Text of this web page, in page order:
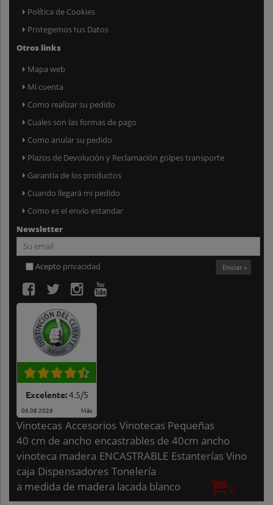
Política de Cookies
Protegemos tus Datos
Otros links
Mapa web
Mi cuenta
Como realizar su pedido
Cuales son las formas de pago
Como anular su pedido
Plazos de Devolución y Reclamación golpes transporte
Garantía de los productos
Cuando llegará mi pedido
Como es el envío estandar
Newsletter
Acepto privacidad Enviar »
Excelente:4.5/5
06.08.2026 Más
Vinotecas Accesorios Vinotecas Pequeñas
40 cm de ancho encastrables de 40cm ancho
vinoteca madera ENCASTRABLE Estanterías Vino
caja Dispensadores Tonelería
a medida de madera lacada blanco
0